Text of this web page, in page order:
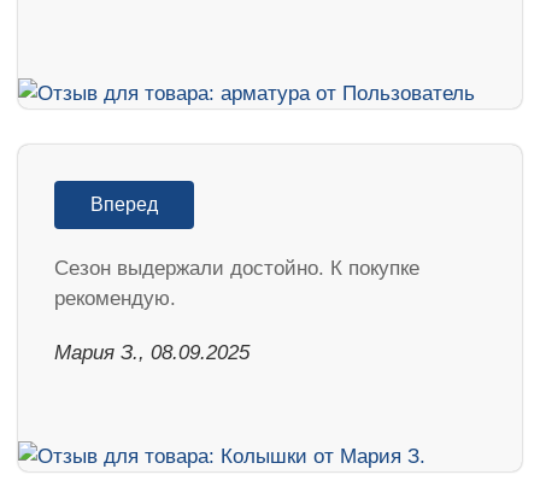
Вперед
Cезон выдержали достойно. К покупке
рекомендую.
Мария З., 08.09.2025